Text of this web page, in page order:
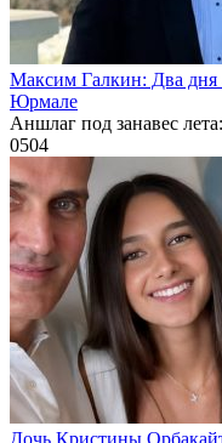
Максим Галкин: Два дня
Юрмале
Аншлаг под занавес
0504
Дочь Кристины